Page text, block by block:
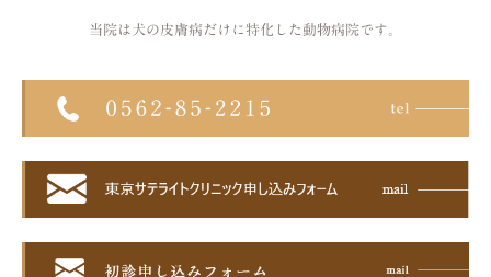
当院は犬の皮膚病だけに特化した 動物病院です。